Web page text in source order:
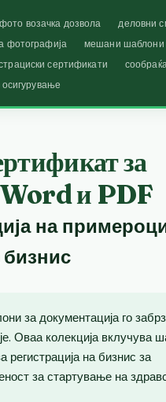
возачка дозвола
деловни
фотографија
мешани шаблони
сертификати
за
Word и PDF
на
бизнис
за документација го
Оваа колекција вклучува
на бизнис за
за стартување на